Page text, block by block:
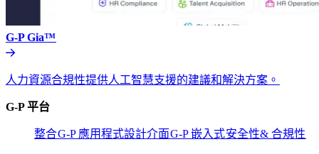
G-P Gia™​​
人力資源合規性提供人工智慧支援的建議和解決方案。​​
G-P 平台​​
整合​​G-P 應用程式設計介面​​G-P 嵌入式​​安全性& 合規性​​